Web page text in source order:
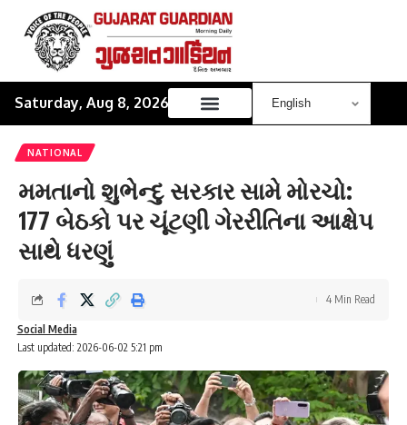
Saturday, Aug 8, 2026
NATIONAL
મમતાનો શુભેન્દુ સરકાર સામે મોરચો:
177 બેઠકો પર ચૂંટણી ગેરરીતિના આક્ષેપ
સાથે ધરણું
Last updated: 2026-06-02 5:21 pm
Social Media
4 Min Read